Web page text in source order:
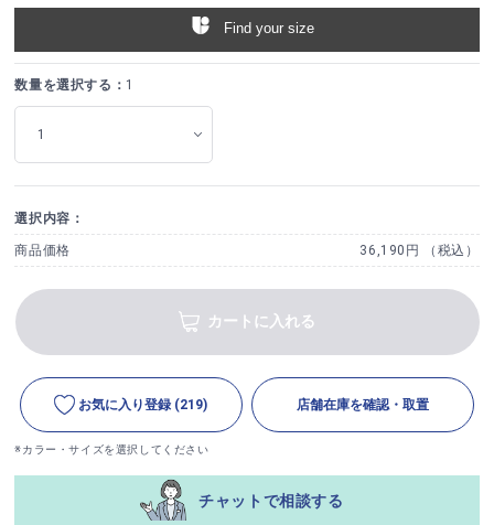
Find your size
数量を選択する： 1
選択内容：
商品価格 36,190円 （税込）
カートに入れる
お気に入り登録 (219) 店舗在庫を確認・取置
※カラー・サイズを選択してください
チャットで相談する